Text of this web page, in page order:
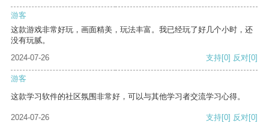
游客
这款游戏非常好玩，画面精美，玩法丰富。我已经玩了好几个小时，还
没有玩腻。
2024-07-26
支持[0] 反对[0]
游客
这款学习软件的社区氛围非常好，可以与其他学习者交流学习心得。
2024-07-26 支持[0] 反对[0]